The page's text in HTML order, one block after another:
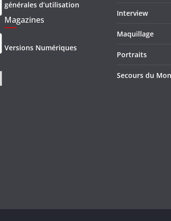
générales d’utilisation
Magazines
Versions Numériques
Interview
Maquillage
Portraits
Secours du